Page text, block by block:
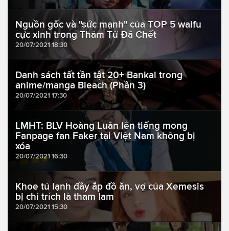
Nguồn gốc và "sức mạnh" của TOP 5 waifu
cực xinh trong Thám Tử Đã Chết
20/07/2021 18:30
Danh sách tất tần tật 20+ Bankai trong
anime/manga Bleach (Phần 3)
20/07/2021 17:30
LMHT: BLV Hoàng Luân lên tiếng mong
Fanpage fan Faker tại Việt Nam không bị
xóa
20/07/2021 16:30
Khoe tủ lạnh đầy ắp đồ ăn, vợ của Xemesis
bị chỉ trích là tham lam
20/07/2021 15:30